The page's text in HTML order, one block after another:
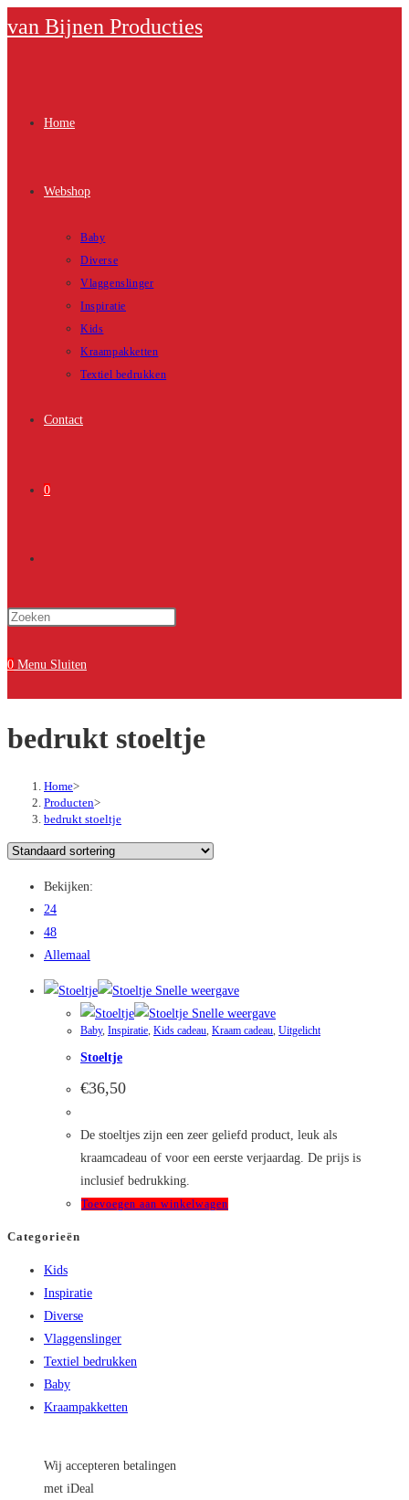
naar
van Bijnen Producties
Home
Webshop
Baby
Diverse
Vlaggenslinger
Inspiratie
Kids
Kraampakketten
Textiel bedrukken
Contact
0
site
zoekpaneel
te
0 Menu Sluiten
bedrukt stoeltje
Home>
Producten>
bedrukt stoeltje
Bekijken:
24
48
Allemaal
Snelle weergave
Snelle weergave
Baby, Inspiratie, Kids cadeau, Kraam cadeau, Uitgelicht
Stoeltje
€36,50
De stoeltjes zijn een zeer geliefd product, leuk als
kraamcadeau of voor een eerste verjaardag. De prijs is
inclusief bedrukking.
Toevoegen aan winkelwagen
Categorieën
Kids
Inspiratie
Diverse
Vlaggenslinger
Textiel bedrukken
Baby
Kraampakketten
Wij accepteren betalingen
met iDeal